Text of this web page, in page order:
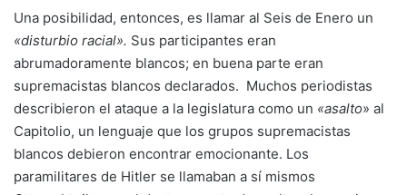
Una posibilidad, entonces, es llamar al Seis de Enero un
«disturbio racial». Sus participantes eran
abrumadoramente blancos; en buena parte eran
supremacistas blancos declarados. Muchos periodistas
describieron el ataque a la legislatura como un «asalto» al
Capitolio, un lenguaje que los grupos supremacistas
blancos debieron encontrar emocionante. Los
paramilitares de Hitler se llamaban a sí mismos